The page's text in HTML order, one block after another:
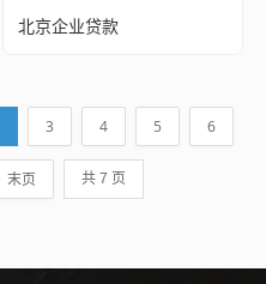
北京企业贷款
3 4 5 6
末页 共 7 页